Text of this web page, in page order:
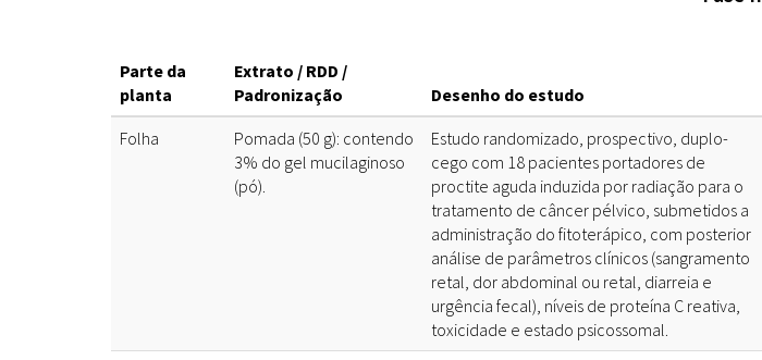
Parte da
planta
Extrato / RDD /
Padronização
Desenho do estudo
Folha
Pomada (50 g): contendo
3% do gel mucilaginoso
(pó).
Estudo randomizado, prospectivo, duplo-
cego com 18 pacientes portadores de
proctite aguda induzida por radiação para o
tratamento de câncer pélvico, submetidos a
administração do fitoterápico, com posterior
análise de parâmetros clínicos (sangramento
retal, dor abdominal ou retal, diarreia e
urgência fecal), níveis de proteína C reativa,
toxicidade e estado psicossomal.